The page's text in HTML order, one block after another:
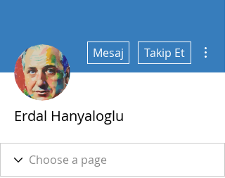
Mesaj Takip Et
Erdal Hanyaloglu